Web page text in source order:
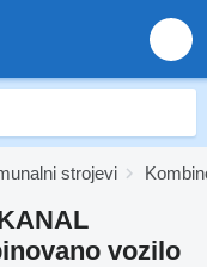
strojevi
vozilo